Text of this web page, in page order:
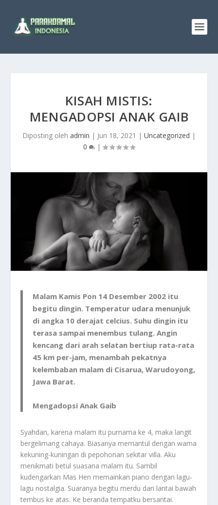
KISAH MISTIS:
MENGADOPSI ANAK GAIB
Diposting oleh admin | Jun 18, 2021 | Uncategorized |
0
|
Malam Kamis Pon 14 Desember 2002 itu
begitu dingin. Temperatur udara menunjuk
di angka 10 derajat celcius. Suhu dingin itu
terasa sampai menembus tulang. Angin
kencang dari arah selatan bertiup rata-rata
45 km per-jam, menambah pekatnya
kelembaban malam di Cisarua, Warudoyong,
Jawa Barat.
Mengadopsi Anak Gaib
Syahdan, karena malam itu purnama ke 4, maka langit
bergelimang cahaya. Biasanya memantul dengan warna
kekuning-kuningan di pepohonan sekitar villa. Aku
menikmati betul suasana malam itu. Sambil
kudengarkan Mas Hen memainkan piano dengan lagu-
lagu nostalgia. Suaranya begitu merdu dari lantai bawah
tembus ke atas. Ke beranda tempatku bersantai.